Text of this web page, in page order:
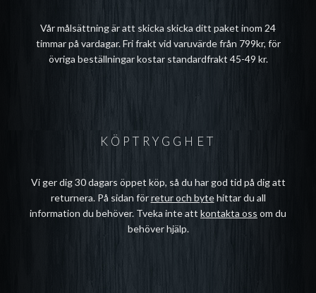
Vår målsättning är att skicka skicka ditt paket inom 24
timmar på vardagar. Fri frakt vid varuvärde från 799kr, för
övriga beställningar kostar standardfrakt 45-49 kr.
KÖPTRYGGHET
Vi ger dig 30 dagars öppet köp, så du har god tid på dig att
returnera. På sidan förretur och bytehittar du all
information du behöver. Tveka inte att kontakta oss om du
behöver hjälp.